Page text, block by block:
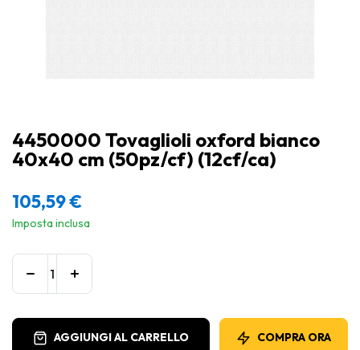
4450000 Tovaglioli oxford bianco
40x40 cm (50pz/cf) (12cf/ca)
105,59€
Imposta inclusa
AGGIUNGI AL CARRELLO COMPRA ORA